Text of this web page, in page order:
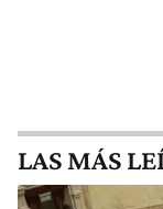
LAS MÁS